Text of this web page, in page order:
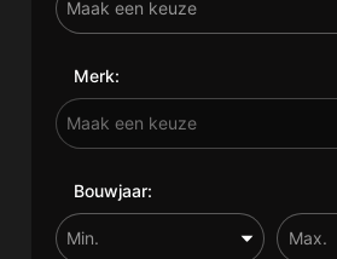
Merk:
Bouwjaar: